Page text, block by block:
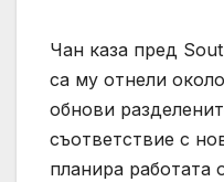
Чан каза пред
са му отнели
обнови
съответствие с
планира работата